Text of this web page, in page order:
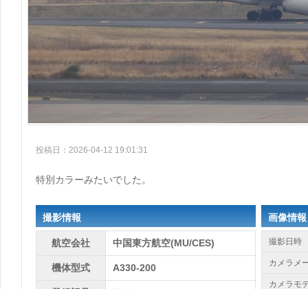
投稿日：2026-04-12 19:01:31
特別カラーみたいでした。
撮影情報
航空会社 中国東方航空(MU/CES)
機体型式 A330-200
画像情報
撮影日時
カメラメ
カメラモ